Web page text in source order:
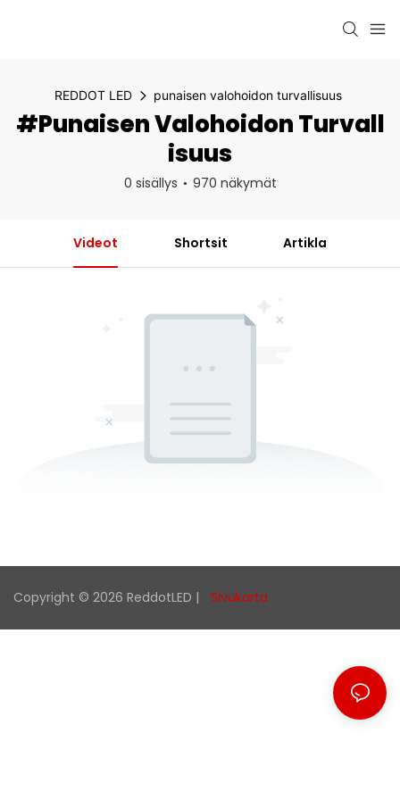
REDDOT LED punaisen valohoidon turvallisuus
#punaisen Valohoidon Turvall
Isuus
0 sisällys 970 näkymät
Videot Shortsit Artikla
Copyright © 2026 ReddotLED | Sivukarta